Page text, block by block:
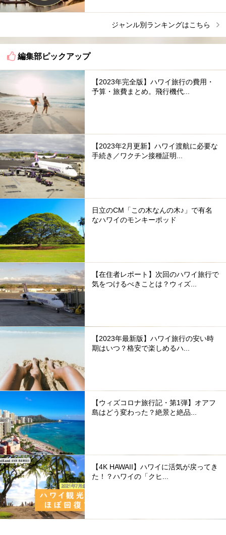
ジャンル別ランキングはこちら
編集部ピックアップ
【2023年完全版】ハワイ旅行の費用・
予算・旅費まとめ。飛行機代...
【2023年2月更新】ハワイ渡航に必要な
手続き／ワクチン接種証明...
日立のCM「この木なんの木♪」で有名
なハワイのモンキーポッド
【在住者レポート】次回のハワイ旅行で
気をつけるべきことは？ウィズ...
【2023年最新版】ハワイ旅行の安い時
期はいつ？格安で楽しめるハ...
【ウィズコロナ旅行記・第1弾】オアフ
島はどう変わった？絶景と絶品...
【4K HAWAII】ハワイに活気が戻ってき
た！？ハワイの「クヒ...